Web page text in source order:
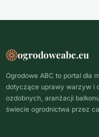
ogrodoweabc.eu
Ogrodowe ABC to portal dla
dotyczące uprawy warzyw i
ozdobnych, aranżacji
świecie ogrodnictwa przez